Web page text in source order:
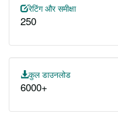
रेटिंग और समीक्षा
250
कुल डाउनलोड
6000+